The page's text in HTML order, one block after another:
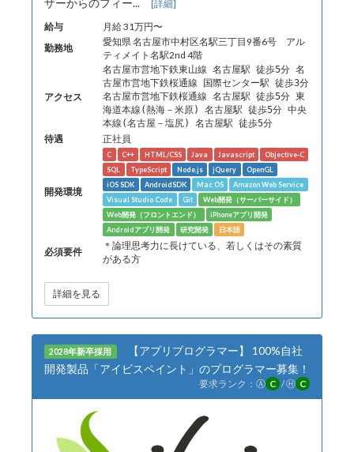
ザーからのフィー... [詳細]
給与
月給 31万円〜
勤務地
愛知県 名古屋市中村区名駅三丁目9番6号 アル
ティメイト名駅2nd 4階
アクセス
名古屋市営地下鉄東山線 名古屋駅 徒歩5分 名
古屋市営地下鉄桜通線 国際センター駅 徒歩3分
名古屋市営地下鉄桜通線 名古屋駅 徒歩5分 東
海道本線(熱海－米原) 名古屋駅 徒歩5分 中央
本線(名古屋－塩尻) 名古屋駅 徒歩5分
待遇 正社員
開発環境
C C++ HTML/CSS Java Javascript
Objective-C
SQL
TypeScript Node.js jQuery
OpenGL
iOS SDK
AndroidSDK Mac OS
Amazon Web Service
Visual Studio Code
Git
Web開発（サーバーサイド）
Web開発（フロントエンド）
iPhoneアプリ開発
Androidアプリ開発
研究開発 日本語
必須要件
＊論理思考力に長けている、若しくはその素質
がある方
詳細を見る
2028年新卒採用
【アプリプログラマー】 100%自社
開発製品「アイビスペイント」のプログラマー募集！
要求ランク： Ⓐ C /Ⓗ C